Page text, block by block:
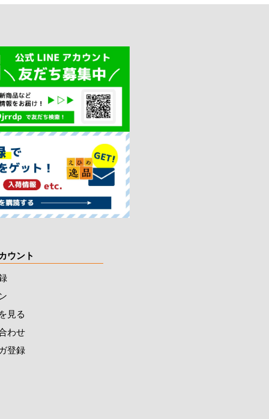
ウント
見る
わせ
登録